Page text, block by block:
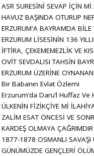
ASR SURESİNİ SEVAP İÇİN
HAVUZ BAŞINDA OTURUP
ERZURUM'A BAYRAMDA BİLE
ERZURUM LİSESİNİN 136
İFTİRA, ÇEKEMEMEZLİK VE
OVİT SEVDALISI TAHSİN
ERZURUM ÜZERİNE
Bir Babanın Evlat Özlemi
Erzurum’da Daru’l Huffaz Ve
ÜLKENİN FİZİKÇİYE Mİ
ZALİM ESAT ÖNCESİ VE
KARDEŞ OLMAYA ÇAĞRIMDIR
1877-1878 OSMANLI SAVAŞI
GÜNÜMÜZDE GENÇLERİ